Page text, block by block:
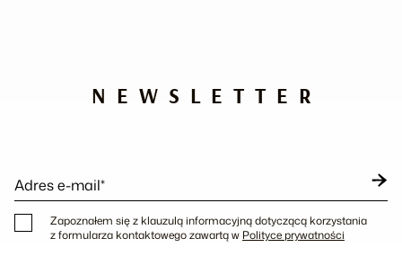
NEWSLETTER
Adres e-mail*
Zapoznałem się z klauzulą informacyjną dotyczącą korzystania
z formularza kontaktowego zawartą w Polityce prywatności